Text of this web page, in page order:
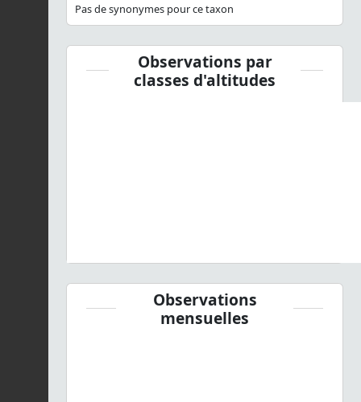
Pas de synonymes pour ce taxon
Observations par
classes d'altitudes
Observations
mensuelles